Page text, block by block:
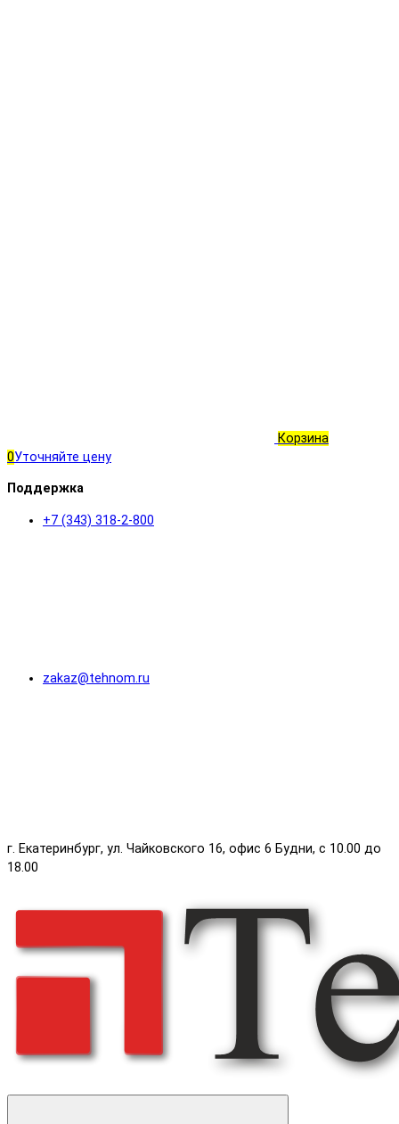
Корзина
0Уточняйте цену
Поддержка
+7 (343) 318-2-800
zakaz@tehnom.ru
г. Екатеринбург, ул. Чайковского 16, офис 6 Будни, с 10.00 до
18.00